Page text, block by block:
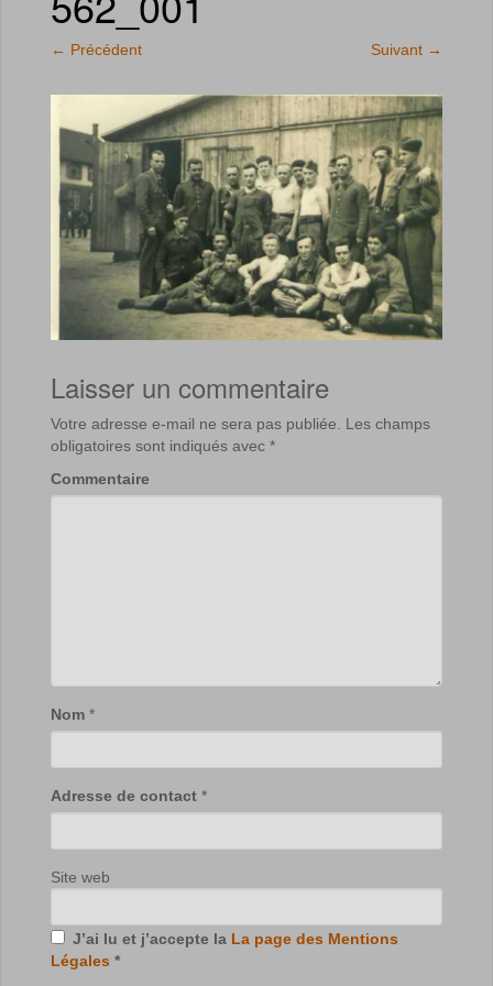
← Précédent Suivant →
Laisser un commentaire
Votre adresse e-mail ne sera pas publiée. Les champs
obligatoires sont indiqués avec *
Commentaire
Nom *
Adresse de contact *
Site web
J’ai lu et j’accepte la La page des Mentions
Légales *